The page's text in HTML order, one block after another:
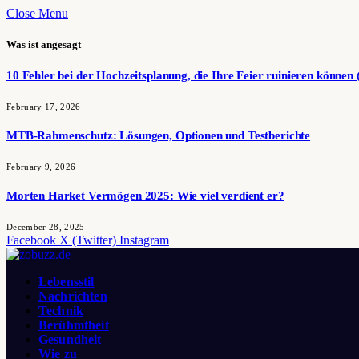
Close Menu
Was ist angesagt
10 Fehler bei der Hochzeitsplanung, die Ihre Feier ruinieren können
February 17, 2026
MTB-Rahmenschutz: Lösungen, Optionen und Testberichte
February 9, 2026
Morten Harket Vermögen 2025: Wie viel verdient er?
December 28, 2025
Facebook X (Twitter) Instagram
Lebensstil
Nachrichten
Technik
Berühmtheit
Gesundheit
Wie zu